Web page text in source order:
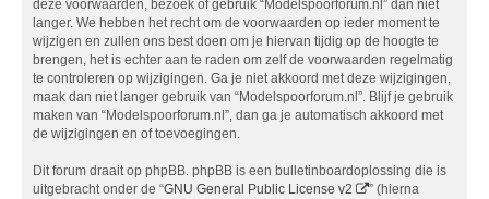
deze voorwaarden, bezoek of gebruik “Modelspoorforum.nl” dan niet
langer. We hebben het recht om de voorwaarden op ieder moment te
wijzigen en zullen ons best doen om je hiervan tijdig op de hoogte te
brengen, het is echter aan te raden om zelf de voorwaarden regelmatig
te controleren op wijzigingen. Ga je niet akkoord met deze wijzigingen,
maak dan niet langer gebruik van “Modelspoorforum.nl”. Blijf je gebruik
maken van “Modelspoorforum.nl”, dan ga je automatisch akkoord met
de wijzigingen en of toevoegingen.
Dit forum draait op phpBB. phpBB is een bulletinboardoplossing die is
uitgebracht onder de “GNU General Public License v2
” (hierna